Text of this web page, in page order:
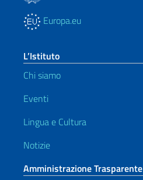
Europa.eu
L’Istituto
Chi siamo
Eventi
Lingua e Cultura
Notizie
Amministrazione Trasparente